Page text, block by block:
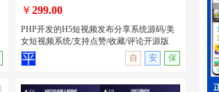
无演示
￥299.00
PHP开发的H5短视频发布分享系统源码/美
女短视频系统/支持点赞/收藏/评论开源版
自
安 保